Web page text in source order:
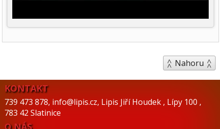
Nahoru
KONTAKT
739 473 878, info@lipis.cz, Lipis Jiří Houdek , Lípy 100 ,
783 42 Slatinice
O NÁS